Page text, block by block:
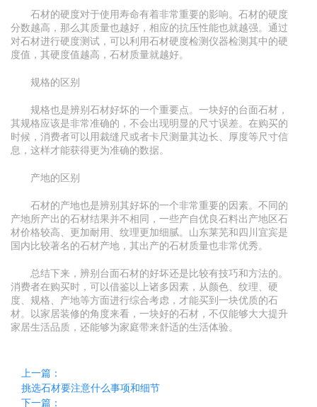
石材的硬度对于使用寿命有着非常重要的影响。石材的硬度
分数越高，那么其质量也越好，相应的抗压性能也就越强。通过
对石材进行硬度测试，可以利用石材硬度检测仪器检测其中的硬
度值，其硬度值越高，石材质量就越好。
规格的区别
规格也是辨别石材好坏的一个重要点。一块好的台面石材，
其规格应该是非常准确的，不会出现明显的尺寸误差。在购买的
时候，消费者可以用裁缝尺或者卡尺测量其边长、厚度等尺寸信
息，这样才能获得更为准确的数据。
产地的区别
石材的产地也是辨别其好坏的一个非常重要的因素。不同的
产地所产出的石材结果并不相同，一些产自优良石料出产地区石
材价格较高、更加耐用、纹理更加细腻。山东莱芜和四川宜宾是
国内比较著名的石材产地，其出产的石材质量也非常优秀。
总结下来，辨别台面石材的好坏还是比较有技巧和方法的。
消费者在购买时，可以借鉴以上诸多因素，从颜色、纹理、硬
度、规格、产地等方面进行综合考虑，才能买到一块优质的石
材。以家居装修的角度来看，一块好的石材，不仅能够大大提升
家居生活品质，还能够为家庭带来舒适的生活体验。
上一篇：
挑选石材要注意什么事项和细节
下一篇：